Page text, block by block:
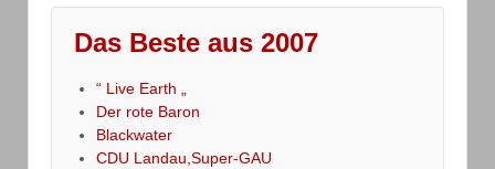
Das Beste aus 2007
“ Live Earth „
Der rote Baron
Blackwater
CDU Landau,Super-GAU